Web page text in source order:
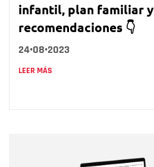
infantil, plan familiar y
recomendaciones 👇
24•08•2023
LEER MÁS